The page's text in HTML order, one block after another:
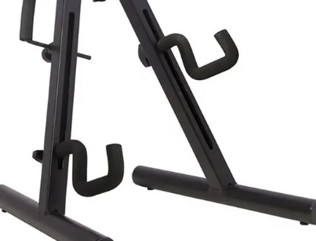
bateria
violin